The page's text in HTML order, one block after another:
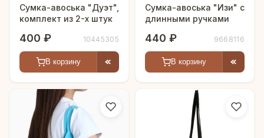
Сумка-авоська "Дуэт",
комплект из 2-х штук
400 ₽ 10445305
В корзину
Сумка-авоська "Изи" с
длинными ручками
440 ₽ 9668116
В корзину